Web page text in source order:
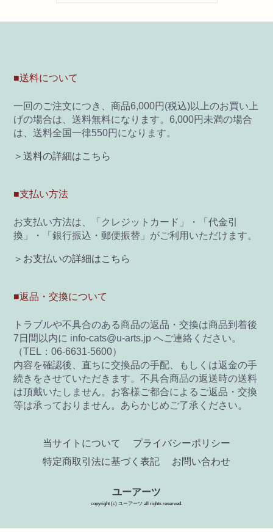
■送料について
一回のご注文につき、商品6,000円(税込)以上のお買い上
げの場合は、送料無料になります。6,000円未満の場合
は、送料全国一律550円になります。
＞送料の詳細はこちら
■支払い方法
お支払い方法は、「クレジットカード」・「代金引
換」・「銀行振込・郵便振替」がご利用いただけます。
＞お支払いの詳細はこちら
■返品・交換について
トラブルや不具合のある商品の返品・交換は商品到着後
7日間以内に info-cats@u-arts.jp へご連絡ください。
（TEL：06-6631-5600）
内容を確認後、直ちに交換品の手配、もしくは返金の手
続きをさせていただきます。不具合商品の返送時の送料
は頂戴いたしません。お客様ご都合によるご返品・交換
等は承っておりません。あらかじめご了承ください。
当サイトについて
プライバシーポリシー
特定商取引法に基づく表記
お問い合わせ
ユーアーツ
copyright (c) ユーアーツ all rights reserved.